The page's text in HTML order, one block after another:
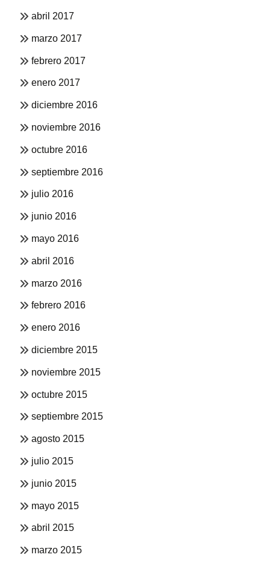
abril 2017
marzo 2017
febrero 2017
enero 2017
diciembre 2016
noviembre 2016
octubre 2016
septiembre 2016
julio 2016
junio 2016
mayo 2016
abril 2016
marzo 2016
febrero 2016
enero 2016
diciembre 2015
noviembre 2015
octubre 2015
septiembre 2015
agosto 2015
julio 2015
junio 2015
mayo 2015
abril 2015
marzo 2015